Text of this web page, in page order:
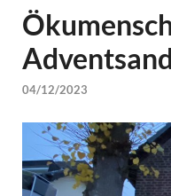
04/12/2023